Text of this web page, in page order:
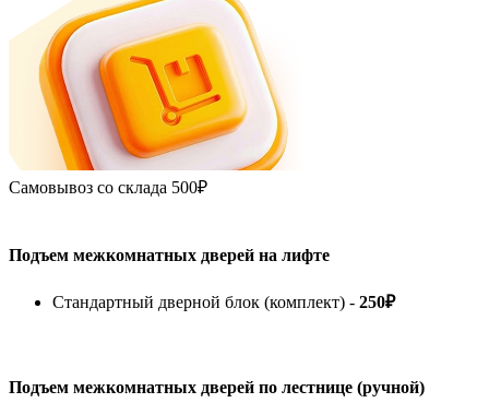
Самовывоз со склада 500₽
Подъем межкомнатных дверей на лифте
Стандартный дверной блок (комплект) - 250₽
Подъем межкомнатных дверей по лестнице (ручной)